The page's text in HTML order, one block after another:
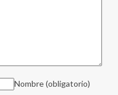
Nombre(obligatorio)